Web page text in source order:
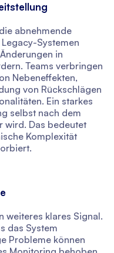
abnehmende
Systemen
in
Teams verbringen
Nebeneffekten,
von Rückschlägen
Ein starkes
selbst nach dem
wird. Das bedeutet
Komplexität
weiteres klares Signal.
das System
Probleme können